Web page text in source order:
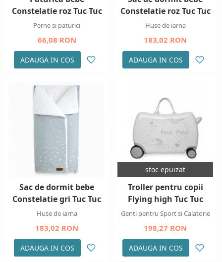
Constelatie roz Tuc Tuc
Perne si paturici
66,08 RON
ADAUGA IN COS
Constelatie roz Tuc Tuc
Huse de iarna
183,02 RON
ADAUGA IN COS
Sac de dormit bebe
Constelatie gri Tuc Tuc
Huse de iarna
183,02 RON
ADAUGA IN COS
stoc epuizat
Troller pentru copii
Flying high Tuc Tuc
Genti pentru Sport si Calatorie
198,27 RON
ADAUGA IN COS